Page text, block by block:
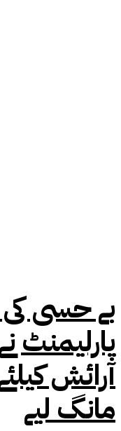
بے حسی کی
پارلیمنٹ
آرائش
مانگ لیے